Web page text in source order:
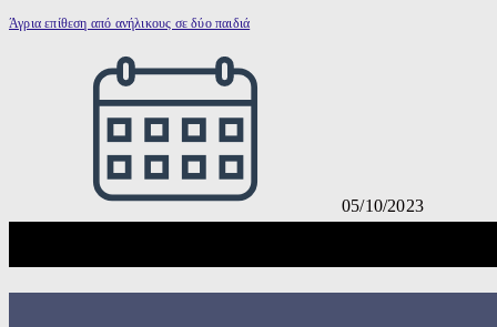
Άγρια επίθεση από ανήλικους σε δύο παιδιά
05/10/2023